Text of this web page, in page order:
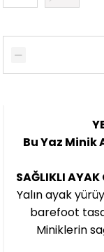
Bu Yaz Minik
SAĞLIKLI
Yalın ayak
barefoot
Miniklerin